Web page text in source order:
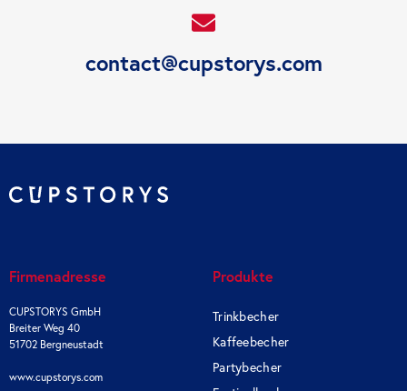
contact@cupstorys.com
Firmenadresse
CUPSTORYS GmbH
Breiter Weg 40
51702 Bergneustadt
www.cupstorys.com
Produkte
Trinkbecher
Kaffeebecher
Partybecher